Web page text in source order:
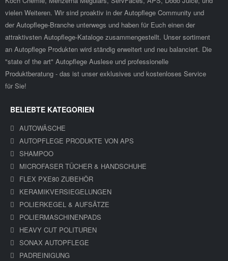
vielen Weiteren. Wir sind proaktiv in der Autopflege Community und
der Autopflege-Branche unterwegs und haben für Euch einen der
attraktivsten Autopflege-Kataloge zusammengestellt. Unser sortiment
an Autopflege Produkten wird ständig erweitert und neu balanciert. Die
"state of the art" Autopflege Auslese und professionelle
Produktberatung - das ist unser exklusives und kostenloses Service
für Sie!
BELIEBTE KATEGORIEN
AUTOWÄSCHE
AUTOPFLEGE PRODUKTE VON APS
SHAMPOO
MICROFASER TÜCHER & HANDSCHUHE
FLEX PXE80 ZUBEHÖR
KERAMIKVERSIEGELUNGEN
POLIERKEGEL & AUFSÄTZE
POLIERMASCHINENPADS
HEAVY CUT POLITUREN
SONAX AUTOPFLEGE
PADREINIGUNG